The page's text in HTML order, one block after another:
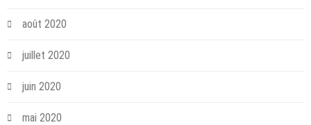
août 2020
juillet 2020
juin 2020
mai 2020